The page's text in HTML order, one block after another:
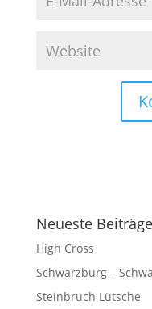
Neueste Beiträge
High Cross
Schwarzburg –
Steinbruch Lütsche